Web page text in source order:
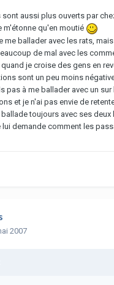
sont aussi plus ouverts par
m'étonne qu'en moutié
me ballader avec les rats,
de mal avec les
je croise des gens en
sont un peu moins
pas à me ballader avec un
et je n'ai pas envie de
toujours avec ses deux
demande comment les
2007